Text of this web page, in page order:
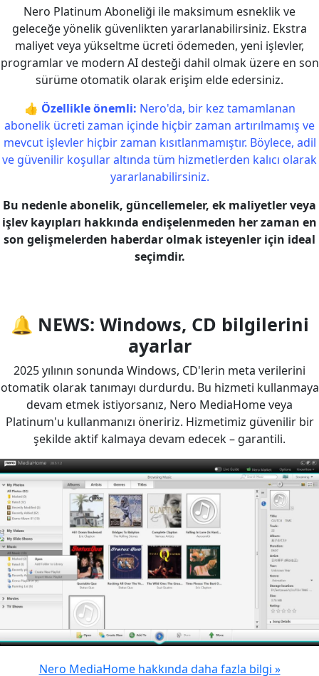
Nero Platinum Aboneliği ile maksimum esneklik ve
geleceğe yönelik güvenlikten yararlanabilirsiniz. Ekstra
maliyet veya yükseltme ücreti ödemeden, yeni işlevler,
programlar ve modern AI desteği dahil olmak üzere en son
sürüme otomatik olarak erişim elde edersiniz.
👍 Özellikle önemli: Nero'da, bir kez tamamlanan
abonelik ücreti zaman içinde hiçbir zaman artırılmamış ve
mevcut işlevler hiçbir zaman kısıtlanmamıştır. Böylece, adil
ve güvenilir koşullar altında tüm hizmetlerden kalıcı olarak
yararlanabilirsiniz.
Bu nedenle abonelik, güncellemeler, ek maliyetler veya
işlev kayıpları hakkında endişelenmeden her zaman en
son gelişmelerden haberdar olmak isteyenler için ideal
seçimdir.
🔔 NEWS: Windows, CD bilgilerini
ayarlar
2025 yılının sonunda Windows, CD'lerin meta verilerini
otomatik olarak tanımayı durdurdu. Bu hizmeti kullanmaya
devam etmek istiyorsanız, Nero MediaHome veya
Platinum'u kullanmanızı öneririz. Hizmetimiz güvenilir bir
şekilde aktif kalmaya devam edecek – garantili.
Nero MediaHome hakkında daha fazla bilgi »